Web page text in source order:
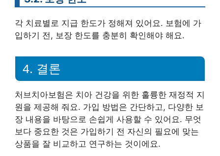
각 치료별로 지급 한도가 정해져 있어요. 보험에 가
입하기 전, 보장 한도를 충분히 확인해야 해요.
4. 결론
처브치아보험은 치아 건강을 위한 훌륭한 재정적 지
원을 제공해 줘요. 가입 방법은 간단하고, 다양한 보
장 내용을 바탕으로 손쉽게 사용할 수 있어요. 무엇
보다 중요한 것은 가입하기 전 자신의 필요에 맞는
상품을 잘 비교하고 연구하는 것이에요.